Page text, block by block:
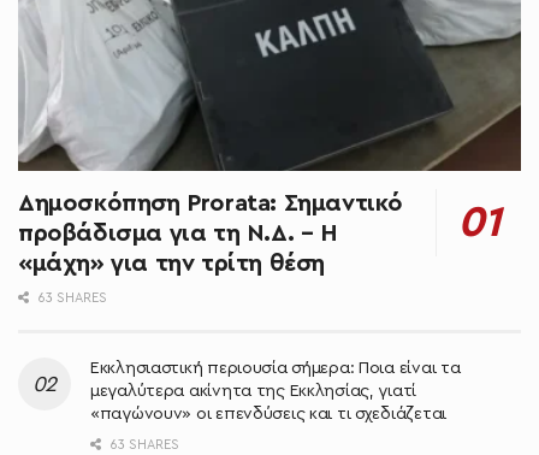
Δημοσκόπηση Prorata: Σημαντικό
προβάδισμα για τη Ν.Δ. – Η
«μάχη» για την τρίτη θέση
63 SHARES
Εκκλησιαστική περιουσία σήμερα: Ποια είναι τα
μεγαλύτερα ακίνητα της Εκκλησίας, γιατί
«παγώνουν» οι επενδύσεις και τι σχεδιάζεται
63 SHARES